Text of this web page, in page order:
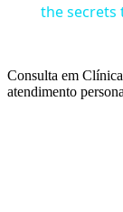
the secrets
Consulta em
atendimento